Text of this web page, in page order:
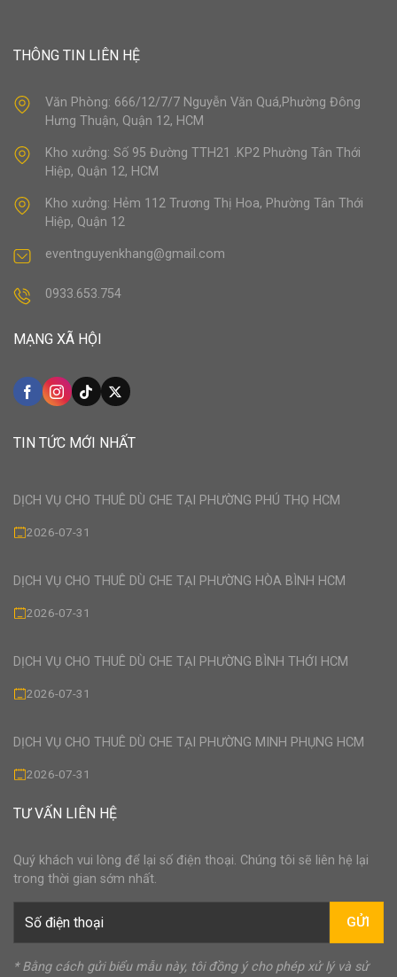
THÔNG TIN LIÊN HỆ
Văn Phòng: 666/12/7/7 Nguyễn Văn Quá,Phường Đông
Hưng Thuận, Quận 12, HCM
Kho xưởng: Số 95 Đường TTH21 .KP2 Phường Tân Thới
Hiệp, Quận 12, HCM
Kho xưởng: Hẻm 112 Trương Thị Hoa, Phường Tân Thới
Hiệp, Quận 12
eventnguyenkhang@gmail.com
0933.653.754
MẠNG XÃ HỘI
TIN TỨC MỚI NHẤT
DỊCH VỤ CHO THUÊ DÙ CHE TẠI PHƯỜNG PHÚ THỌ HCM
2026-07-31
DỊCH VỤ CHO THUÊ DÙ CHE TẠI PHƯỜNG HÒA BÌNH HCM
2026-07-31
DỊCH VỤ CHO THUÊ DÙ CHE TẠI PHƯỜNG BÌNH THỚI HCM
2026-07-31
DỊCH VỤ CHO THUÊ DÙ CHE TẠI PHƯỜNG MINH PHỤNG HCM
2026-07-31
TƯ VẤN LIÊN HỆ
Quý khách vui lòng để lại số điện thoại. Chúng tôi sẽ liên hệ lại
trong thời gian sớm nhất.
GỬI
* Bằng cách gửi biểu mẫu này, tôi đồng ý cho phép xử lý và sử